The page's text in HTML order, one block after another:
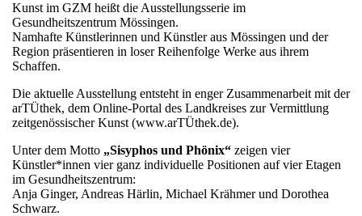
Kunst im GZM heißt die Ausstellungsserie im
Gesundheitszentrum Mössingen.
Namhafte Künstlerinnen und Künstler aus Mössingen und der
Region präsentieren in loser Reihenfolge Werke aus ihrem
Schaffen.
Die aktuelle Ausstellung entsteht in enger Zusammenarbeit mit der
arTÜthek, dem Online-Portal des Landkreises zur Vermittlung
zeitgenössischer Kunst (www.arTÜthek.de).
Unter dem Motto „Sisyphos und Phönix“ zeigen vier
Künstler*innen vier ganz individuelle Positionen auf vier Etagen
im Gesundheitszentrum:
Anja Ginger, Andreas Härlin, Michael Krähmer und Dorothea
Schwarz.